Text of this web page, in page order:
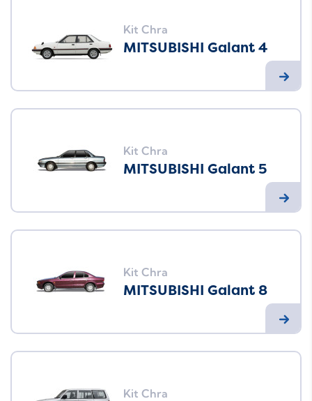
Kit Chra
MITSUBISHI Galant 4
Kit Chra
MITSUBISHI Galant 5
Kit Chra
MITSUBISHI Galant 8
Kit Chra